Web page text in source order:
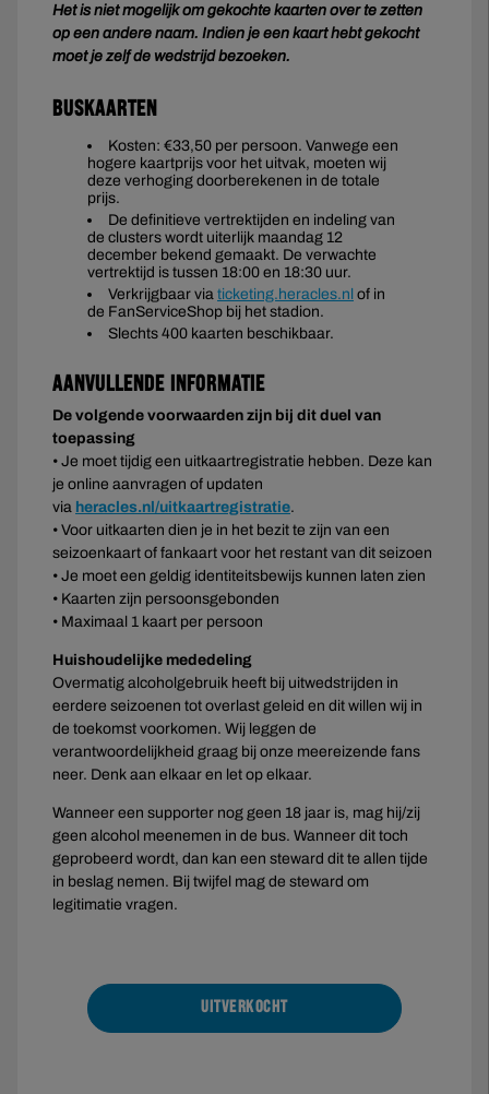
Het is niet mogelijk om gekochte kaarten over te zetten
op een andere naam. Indien je een kaart hebt gekocht
moet je zelf de wedstrijd bezoeken.
Buskaarten
Kosten: €33,50 per persoon. Vanwege een
hogere kaartprijs voor het uitvak, moeten wij
deze verhoging doorberekenen in de totale
prijs.
De definitieve vertrektijden en indeling van
de clusters wordt uiterlijk maandag 12
december bekend gemaakt. De verwachte
vertrektijd is tussen 18:00 en 18:30 uur.
Verkrijgbaar via ticketing.heracles.nl of in
de FanServiceShop bij het stadion.
Slechts 400 kaarten beschikbaar.
Aanvullende informatie
De volgende voorwaarden zijn bij dit duel van
toepassing
• Je moet tijdig een uitkaartregistratie hebben. Deze kan
je online aanvragen of updaten
via heracles.nl/uitkaartregistratie.
• Voor uitkaarten dien je in het bezit te zijn van een
seizoenkaart of fankaart voor het restant van dit seizoen
• Je moet een geldig identiteitsbewijs kunnen laten zien
• Kaarten zijn persoonsgebonden
• Maximaal 1 kaart per persoon
Huishoudelijke mededeling
Overmatig alcoholgebruik heeft bij uitwedstrijden in
eerdere seizoenen tot overlast geleid en dit willen wij in
de toekomst voorkomen. Wij leggen de
verantwoordelijkheid graag bij onze meereizende fans
neer. Denk aan elkaar en let op elkaar.
Wanneer een supporter nog geen 18 jaar is, mag hij/zij
geen alcohol meenemen in de bus. Wanneer dit toch
geprobeerd wordt, dan kan een steward dit te allen tijde
in beslag nemen. Bij twijfel mag de steward om
legitimatie vragen.
UITVERKOCHT